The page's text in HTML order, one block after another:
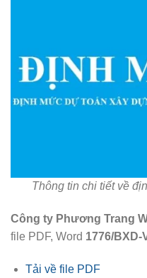
Thông tin chi tiết về
Công ty Phương Trang
file PDF, Word 1776/BXD-
Tải về file PDF